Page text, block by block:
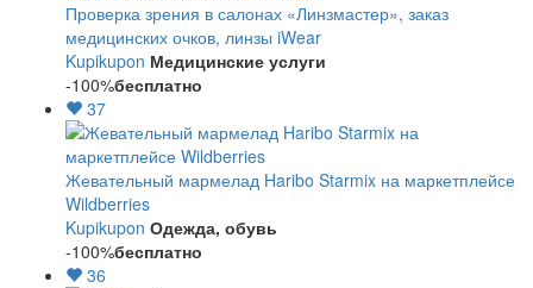
Проверка зрения в салонах «Линзмастер», заказ
медицинских очков, линзы iWear
Kupikupon Медицинские услуги
-100%бесплатно
37
Жевательный мармелад Haribo Starmix на маркетплейсе
Wildberries
Kupikupon Одежда, обувь
-100%бесплатно
36